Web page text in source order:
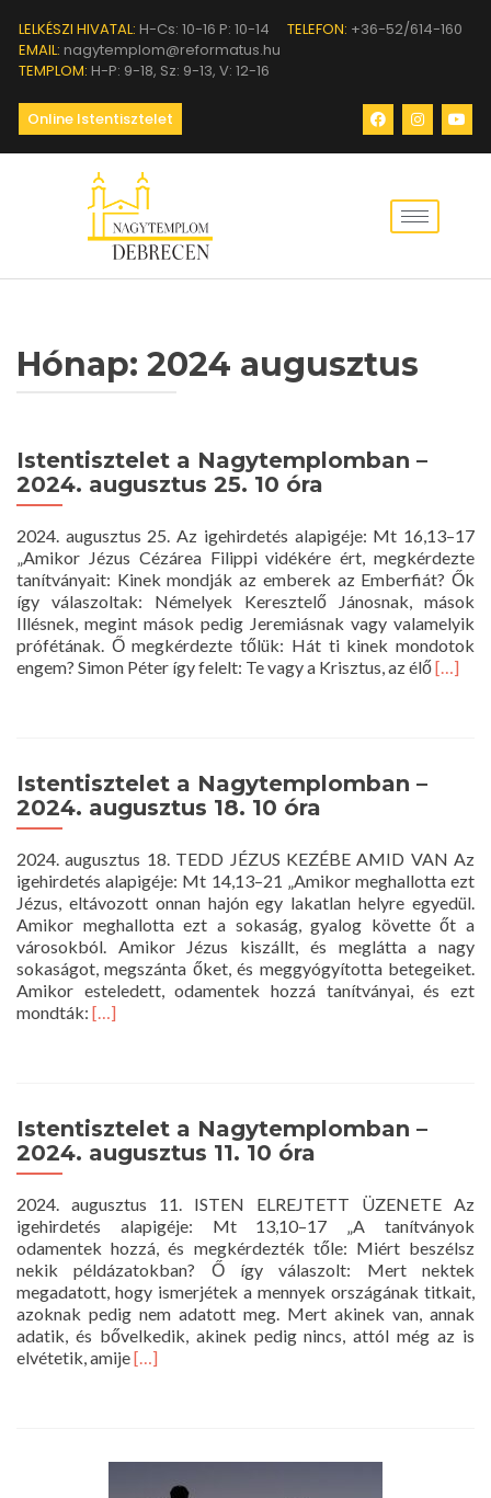
LELKÉSZI HIVATAL: H-Cs: 10-16 P: 10-14 TELEFON: +36-52/614-160
EMAIL: nagytemplom@reformatus.hu
TEMPLOM: H-P: 9-18, Sz: 9-13, V: 12-16
Online Istentisztelet
Hónap: 2024 augusztus
Istentisztelet a Nagytemplomban –
2024. augusztus 25. 10 óra
2024. augusztus 25. Az igehirdetés alapigéje: Mt 16,13–17
„Amikor Jézus Cézárea Filippi vidékére ért, megkérdezte
tanítványait: Kinek mondják az emberek az Emberfiát? Ők
így válaszoltak: Némelyek Keresztelő Jánosnak, mások
Illésnek, megint mások pedig Jeremiásnak vagy valamelyik
prófétának. Ő megkérdezte tőlük: Hát ti kinek mondotok
engem? Simon Péter így felelt: Te vagy a Krisztus, az élőRead
25.
10
óra
[…]
Istentisztelet a Nagytemplomban –
2024. augusztus 18. 10 óra
2024. augusztus 18. TEDD JÉZUS KEZÉBE AMID VAN Az
igehirdetés alapigéje: Mt 14,13–21 „Amikor meghallotta ezt
Jézus, eltávozott onnan hajón egy lakatlan helyre egyedül.
Amikor meghallotta ezt a sokaság, gyalog követte őt a
városokból. Amikor Jézus kiszállt, és meglátta a nagy
sokaságot, megszánta őket, és meggyógyította betegeiket.
Amikor esteledett, odamentek hozzá tanítványai, és ezt
mondták: Read
Nagytemplomban
–
2024.
18.
10
óra
[…]
Istentisztelet a Nagytemplomban –
2024. augusztus 11. 10 óra
2024. augusztus 11. ISTEN ELREJTETT ÜZENETE Az
igehirdetés alapigéje: Mt 13,10–17 „A tanítványok
odamentek hozzá, és megkérdezték tőle: Miért beszélsz
nekik példázatokban? Ő így válaszolt: Mert nektek
megadatott, hogy ismerjétek a mennyek országának titkait,
azoknak pedig nem adatott meg. Mert akinek van, annak
adatik, és bővelkedik, akinek pedig nincs, attól még az is
elvétetik, amijeRead
Nagytemplomban
[…]